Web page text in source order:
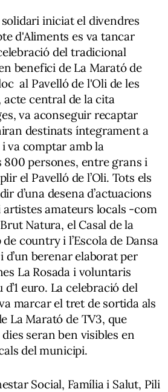
iniciat el divendres
d'Aliments es va tancar
del tradicional
benefici de La Marató de
al Pavelló de l'Oli de les
acte central de la cita
va aconseguir recaptar
destinats íntegrament a
va comptar amb la
800 persones, entre grans i
el Pavelló de l’Oli. Tots els
d’una desena d’actuacions
amateurs locals -com
Natura, el Casal de la
country i l’Escola de Dansa
berenar elaborat per
La Rosada i voluntaris
euro. La celebració del
marcar el tret de sortida als
La Marató de TV3, que
seran ben visibles en
del municipi.
Social, Família i Salut, Pili